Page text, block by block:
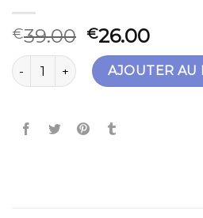
€39.00 €26.00
quantité de cabaïaAJOUTER AU